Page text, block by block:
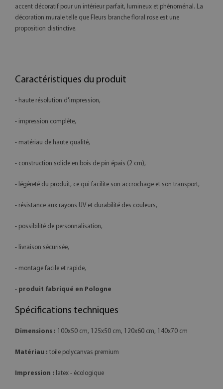
accent décoratif pour un intérieur parfait, lumineux et phénoménal. La
décoration murale telle que Fleurs branche floral rose est une
proposition distinctive.
Caractéristiques du produit
- haute résolution d'impression,
- impression complète,
- matériau de haute qualité,
- construction solide en bois de pin épais (2 cm),
- légèreté du produit, ce qui facilite son accrochage et son transport,
- résistance aux rayons UV et durabilité des couleurs,
- possibilité de personnalisation,
- livraison sécurisée,
- montage facile et rapide,
- produit fabriqué en Pologne
Spécifications techniques
Dimensions : 100x50 cm, 125x50 cm, 120x60 cm, 140x70 cm
Matériau : toile polycanvas premium
Impression : latex - écologique